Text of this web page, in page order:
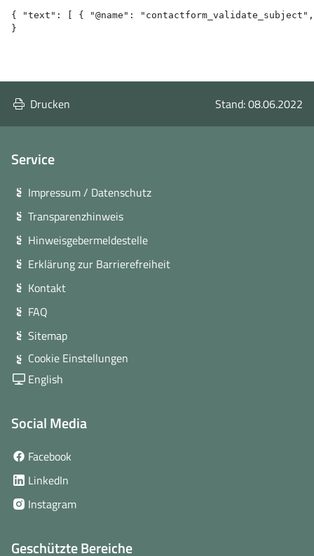
{ "text": [ { "@name": "contactform_validate_subject",
}
Drucken Stand: 08.06.2022
Service
Impressum / Datenschutz
Transparenzhinweis
Hinweisgebermeldestelle
Erklärung zur Barrierefreiheit
Kontakt
FAQ
Sitemap
Cookie Einstellungen
English
Social Media
Facebook
Fenster)
LinkedIn
neuem
Instagram(öffnet
Geschützte Bereiche